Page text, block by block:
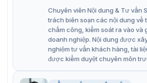
sách trắng/đen.
Thiết kế bền bỉ: Chống nước và bụi
IP67, hoạt động trong nhiệt độ từ -
Ống kính có động cơ: Độ dài tiêu cự
10,05mm với zoom quang học 3X.
Chức năng đám mây P2P: Xem
Chuyên viên Nội dung & Tư vấn
trách biên soạn các nội dung về
chấm công, kiểm soát ra vào và
doanh nghiệp. Nội dung được
nghiệm tư vấn khách hàng, tài
được kiểm duyệt chuyên môn